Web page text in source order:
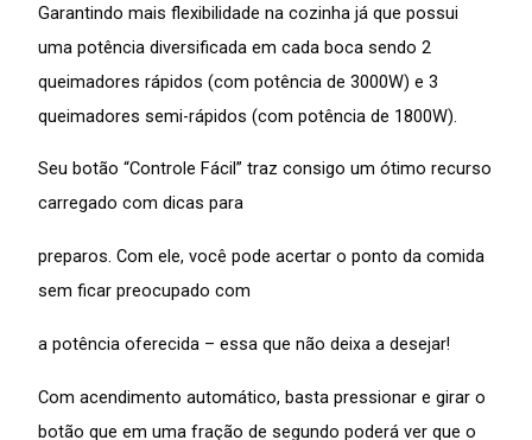
Garantindo mais flexibilidade na cozinha já que possui
uma potência diversificada em cada boca sendo 2
queimadores rápidos (com potência de 3000W) e 3
queimadores semi-rápidos (com potência de 1800W).
Seu botão “Controle Fácil” traz consigo um ótimo recurso
carregado com dicas para
preparos. Com ele, você pode acertar o ponto da comida
sem ficar preocupado com
a potência oferecida – essa que não deixa a desejar!
Com acendimento automático, basta pressionar e girar o
botão que em uma fração de segundo poderá ver que o